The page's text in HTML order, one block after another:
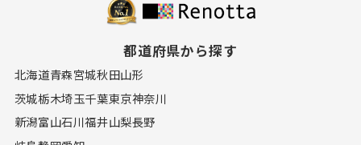
都道府県から探す
北海道青森宮城秋田山形
茨城栃木埼玉千葉東京神奈川
新潟富山石川福井山梨長野